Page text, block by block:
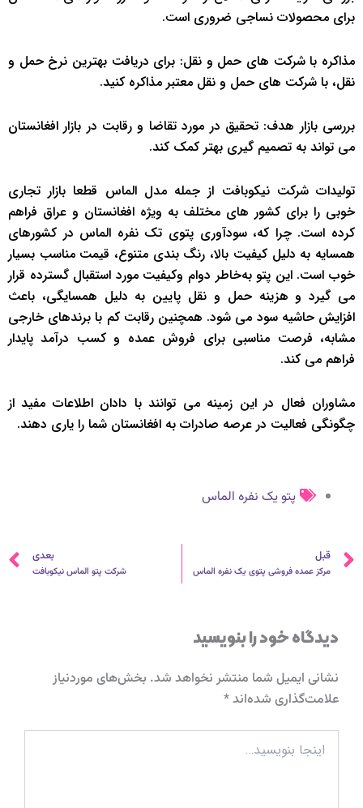
برای محصولات نساجی ضروری است.
مذاکره با شرکت‌ های حمل و نقل: برای دریافت بهترین نرخ حمل و
نقل، با شرکت ‌های حمل و نقل معتبر مذاکره کنید.
بررسی بازار هدف: تحقیق در مورد تقاضا و رقابت در بازار افغانستان
می ‌تواند به تصمیم ‌گیری بهتر کمک کند.
تولیدات شرکت نیکوبافت از جمله مدل الماس قطعا بازار تجاری
خوبی را برای کشور های مختلف به ویژه افغانستان و عراق فراهم
کرده است. چرا که، سودآوری پتوی تک نفره الماس در کشورهای
همسایه به دلیل کیفیت بالا، رنگ ‌بندی متنوع، قیمت مناسب بسیار
خوب است. این پتو به‌خاطر دوام وکیفیت مورد استقبال گسترده قرار
می ‌گیرد و هزینه حمل و نقل پایین به دلیل همسایگی، باعث
افزایش حاشیه سود می ‌شود. همچنین رقابت کم با برندهای خارجی
مشابه، فرصت مناسبی برای فروش عمده و کسب درآمد پایدار
فراهم می ‌کند.
مشاوران فعال در این زمینه می توانند با دادان اطلاعات مفید از
چگونگی فعالیت در عرصه صادرات به افغانستان شما را یاری دهند.
پتو یک نفره الماس
قبلی
قبل
مرکز عمده فروشی پتوی یک نفره الماس
بعدی
شرکت پتو الماس نیکوبافت
دیدگاه‌ خود را بنویسید
نشانی ایمیل شما منتشر نخواهد شد. بخش‌های موردنیاز
علامت‌گذاری شده‌اند*
بنویسید…